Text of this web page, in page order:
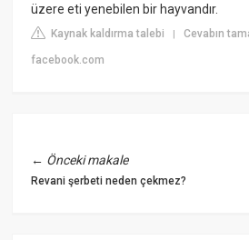
üzere eti yenebilen bir hayvandır.
Kaynak kaldırma talebi |Cevabın
facebook.com
← Önceki makale
Revani şerbeti neden çekmez?